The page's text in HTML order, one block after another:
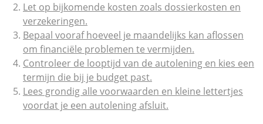
Let op bijkomende kosten zoals dossierkosten en
verzekeringen.
Bepaal vooraf hoeveel je maandelijks kan aflossen
om financiële problemen te vermijden.
Controleer de looptijd van de autolening en kies een
termijn die bij je budget past.
Lees grondig alle voorwaarden en kleine lettertjes
voordat je een autolening afsluit.